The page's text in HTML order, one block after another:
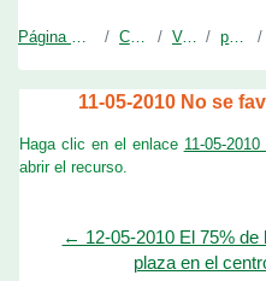
Página Principal Cursos Varios prensa
11-05-2010 No se
Haga clic en el enlace 11-05-
abrir el recurso.
← 12-05-2010 El 75% de
plaza en el